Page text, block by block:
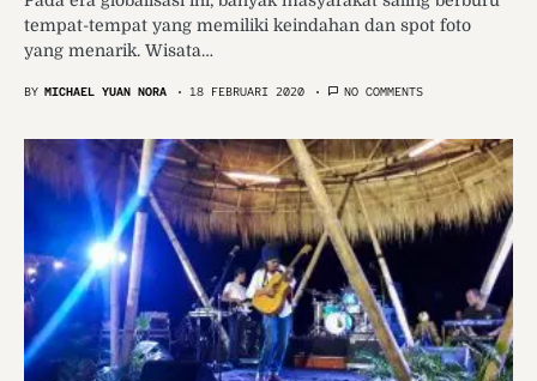
tempat-tempat yang memiliki keindahan dan spot foto
yang menarik. Wisata…
BY MICHAEL YUAN NORA 18 FEBRUARI 2020 NO COMMENTS